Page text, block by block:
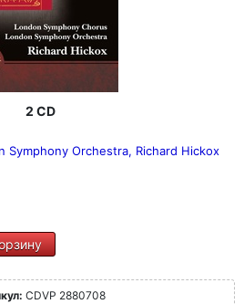
2 CD
Symphony Orchestra, Richard Hickox
CDVP 2880708